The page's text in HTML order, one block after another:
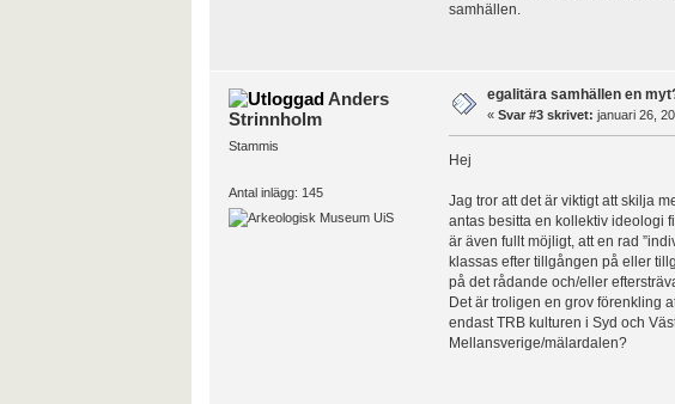
samhällen.
Anders
Strinnholm
Stammis
Antal inlägg: 145
egalitära samhällen en
« Svar #3 skrivet: januari 26,
Hej
Jag tror att det är viktigt att skilja
antas besitta en kollektiv ideologi
är även fullt möjligt, att en rad
klassas efter tillgången på eller
på det rådande och/eller
Det är troligen en grov förenkling
endast TRB kulturen i Syd och
Mellansverige/mälardalen?